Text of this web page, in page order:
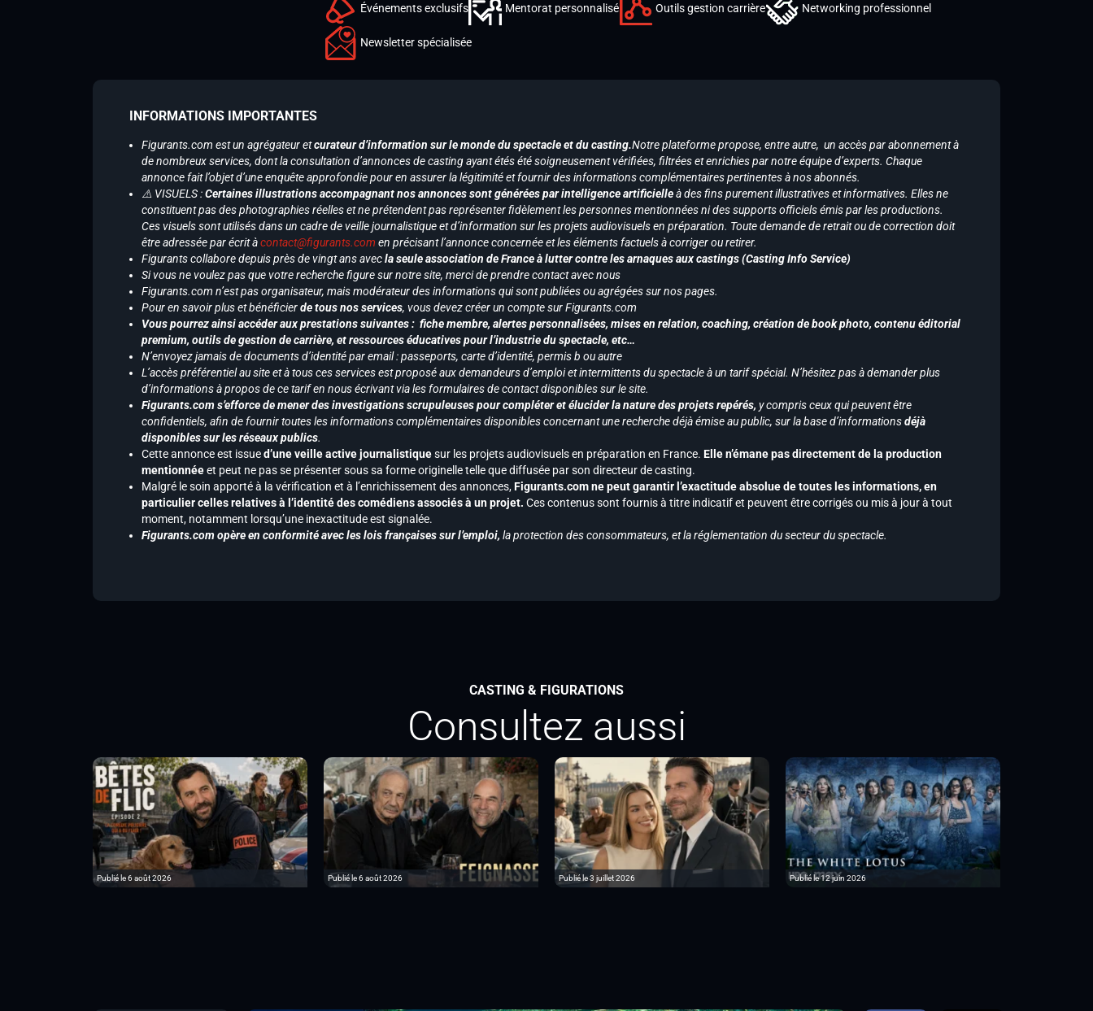
Événements exclusifs Mentorat personnalisé Outils gestion carrière Networking professionnel
Newsletter spécialisée
INFORMATIONS IMPORTANTES
Figurants.com est un agrégateur etcurateur d’information sur le monde du spectacle et du casting.Notre plateforme propose, entre autre, un accès par abonnement à
de nombreux services, dont la consultation d’annonces de casting ayant étés été soigneusement vérifiées, filtrées et enrichies par notre équipe d’experts. Chaque
annonce fait l’objet d’une enquête approfondie pour en assurer la légitimité et fournir des informations complémentaires pertinentes à nos abonnés.
⚠️ VISUELS :Certaines illustrations accompagnant nos annonces sont générées par intelligence artificielleà des fins purement illustratives et informatives. Elles ne
constituent pas des photographies réelles et ne prétendent pas représenter fidèlement les personnes mentionnées ni des supports officiels émis par les productions.
Ces visuels sont utilisés dans un cadre de veille journalistique et d’information sur les projets audiovisuels en préparation. Toute demande de retrait ou de correction doit
être adressée par écrit àcontact@figurants.com en précisant l’annonce concernée et les éléments factuels à corriger ou retirer.
Figurants collabore depuis près de vingt ans avecla seule association de France à lutter contre les arnaques aux castings (Casting Info Service)
Si vous ne voulez pas que votre recherche figure sur notre site, merci de prendre contact avec nous
Figurants.com n’est pas organisateur, mais modérateur des informations qui sont publiées ou agrégées sur nos pages.
Pour en savoir plus et bénéficierde tous nos services, vous devez créer un compte sur Figurants.com
Vous pourrez ainsi accéder aux prestations suivantes : fiche membre, alertes personnalisées, mises en relation, coaching, création de book photo, contenu éditorial
premium, outils de gestion de carrière, et ressources éducatives pour l’industrie du spectacle, etc…
N’envoyez jamais de documents d’identité par email : passeports, carte d’identité, permis b ou autre
L’accès préférentiel au site et à tous ces services est proposé aux demandeurs d’emploi et intermittents du spectacle à un tarif spécial. N’hésitez pas à demander plus
d’informations à propos de ce tarif en nous écrivant via les formulaires de contact disponibles sur le site.
Figurants.com s’efforce de mener des investigations scrupuleuses pour compléter et élucider la nature des projets repérés, y compris ceux qui peuvent être
confidentiels, afin de fournir toutes les informations complémentaires disponibles concernant une recherche déjà émise au public, sur la base d’informationsdéjà
disponibles sur les réseaux publics.
Cette annonce est issued’une veille active journalistiquesur les projets audiovisuels en préparation en France. Elle n’émane pas directement de la production
mentionnéeet peut ne pas se présenter sous sa forme originelle telle que diffusée par son directeur de casting.
Malgré le soin apporté à la vérification et à l’enrichissement des annonces,Figurants.com ne peut garantir l’exactitude absolue de toutes les informations, en
particulier celles relatives à l’identité des comédiens associés à un projet. Ces contenus sont fournis à titre indicatif et peuvent être corrigés ou mis à jour à tout
moment, notamment lorsqu’une inexactitude est signalée.
Figurants.com opère en conformité avec les lois françaises sur l’emploi, la protection des consommateurs, et la réglementation du secteur du spectacle.
CASTING & FIGURATIONS
Consultez aussi
Publié le 6 août 2026 Publié le 6 août 2026 Publié le 3 juillet 2026 Publié le 12 juin 2026